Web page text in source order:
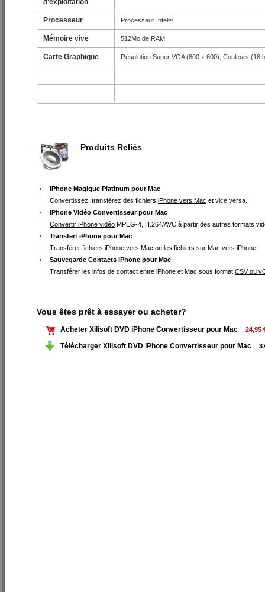
d'exploitation
Processeur Processeur Intel®
Mémoire vive 512Mo de RAM
Carte Graphique Résolution Super VGA (800 x 600), Couleurs (16
Produits Reliés
iPhone Magique Platinum pour Mac
Convertissez, transférez des fichiers iPhone vers Mac et vice versa.
iPhone Vidéo Convertisseur pour Mac
Convertir iPhone vidéo MPEG-4, H.264/AVC à partir des autres formats
Transfert iPhone pour Mac
Transférer fichiers iPhone vers Mac ou les fichiers sur Mac vers iPhone.
Sauvegarde Contacts iPhone pour Mac
Transférer les infos de contact entre iPhone et Mac sous format CSV ou
Vous êtes prêt à essayer ou acheter?
Acheter Xilisoft DVD iPhone Convertisseur pour Mac 24,95
Télécharger Xilisoft DVD iPhone Convertisseur pour Mac